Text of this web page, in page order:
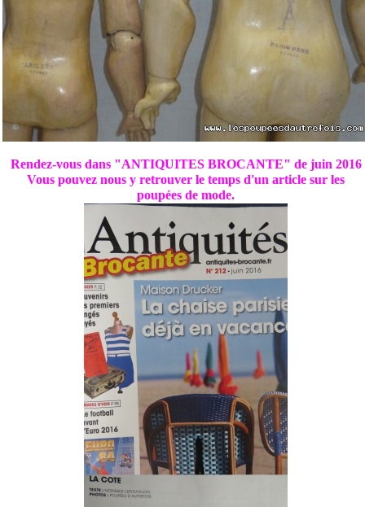
Rendez-vous dans "ANTIQUITES BROCANTE" de juin 2016
Vous pouvez nous y retrouver le temps d'un article sur les
poupées de mode.